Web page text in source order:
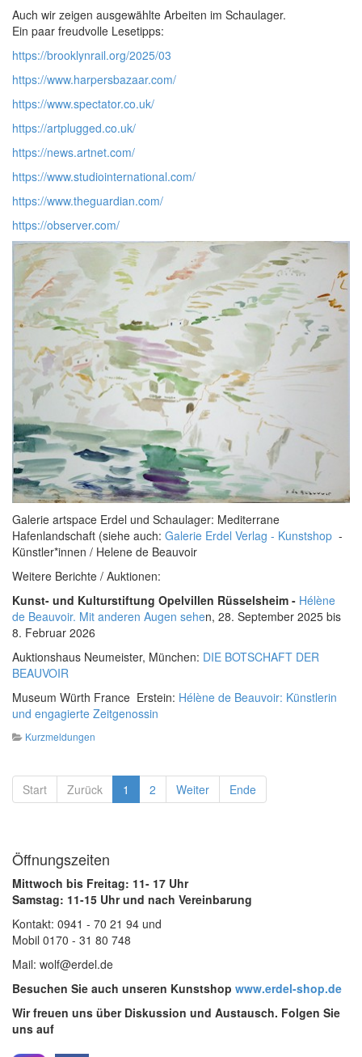
Auch wir zeigen ausgewählte Arbeiten im Schaulager.
Ein paar freudvolle Lesetipps:
https://brooklynrail.org/2025/03
https://www.harpersbazaar.com/
https://www.spectator.co.uk/
https://artplugged.co.uk/
https://news.artnet.com/
https://www.studiointernational.com/
https://www.theguardian.com/
https://observer.com/
Galerie artspace Erdel und Schaulager: Mediterrane
Hafenlandschaft (siehe auch: Galerie Erdel Verlag - Kunstshop -
Künstler*innen / Helene de Beauvoir
Weitere Berichte / Auktionen:
Kunst- und Kulturstiftung Opelvillen Rüsselsheim - Hélène
de Beauvoir. Mit anderen Augen sehen, 28. September 2025 bis
8. Februar 2026
Auktionshaus Neumeister, München: DIE BOTSCHAFT DER
BEAUVOIR
Museum Würth France Erstein: Hélène de Beauvoir: Künstlerin
und engagierte Zeitgenossin
Kurzmeldungen
Start Zurück 1 2 Weiter Ende
Öffnungszeiten
Mittwoch bis Freitag: 11- 17 Uhr
Samstag: 11-15 Uhr und nach Vereinbarung
Kontakt: 0941 - 70 21 94 und
Mobil 0170 - 31 80 748
Mail: wolf@erdel.de
Besuchen Sie auch unseren Kunstshop www.erdel-shop.de
Wir freuen uns über Diskussion und Austausch. Folgen Sie
uns auf